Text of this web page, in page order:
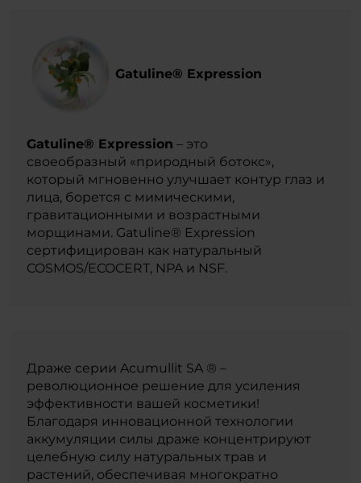
Gatuline® Expression
Gatuline® Expression – это
своеобразный «природный ботокс»,
который мгновенно улучшает контур глаз и
лица, борется с мимическими,
гравитационными и возрастными
морщинами. Gatuline® Expression
сертифицирован как натуральный
COSMOS/ECOCERT, NPA и NSF.
Драже серии Acumullit SA ® –
революционное решение для усиления
эффективности вашей косметики!
Благодаря инновационной технологии
аккумуляции силы драже концентрируют
целебную силу натуральных трав и
растений, обеспечивая многократно